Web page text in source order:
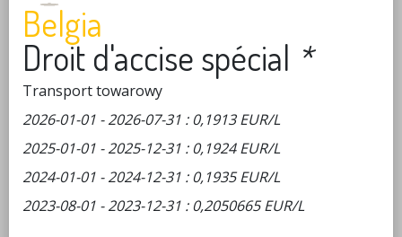
Belgia
Droit d'accise spécial *
Transport towarowy
2026-01-01 - 2026-07-31 : 0,1913 EUR/L
2025-01-01 - 2025-12-31 : 0,1924 EUR/L
2024-01-01 - 2024-12-31 : 0,1935 EUR/L
2023-08-01 - 2023-12-31 : 0,2050665 EUR/L